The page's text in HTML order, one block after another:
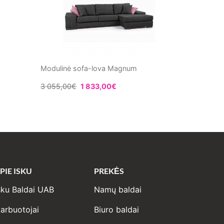
Modulinė sofa-lova Magnum
3 055,00€ 1 833,00€
ISKU
Baldai UAB
PREKĖS
Namų baldai
Biuro baldai